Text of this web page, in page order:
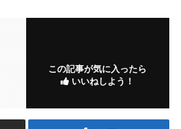
この記事が気に入ったら
いいねしよう！